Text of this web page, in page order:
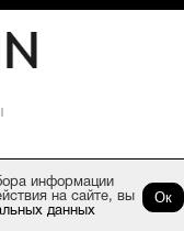
информации
на сайте, вы
данных
Ок